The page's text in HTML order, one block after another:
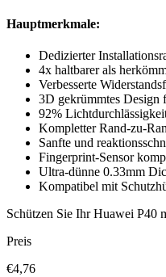
Hauptmerkmale:
Dedizierter
4x haltbarer als
Verbesserte
3D gekrümmtes Design
92%
Kompletter Rand-zu-
Sanfte und
Fingerprint-Sensor
Ultra-dünne 0.33mm
Kompatibel mit
Schützen Sie Ihr Huawei P40
Preis
€4,76